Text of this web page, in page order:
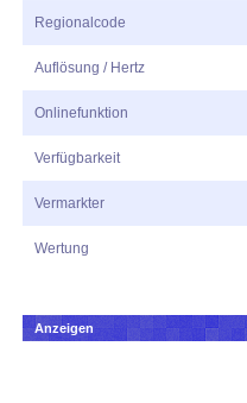
Regionalcode
Auflösung / Hertz
Onlinefunktion
Verfügbarkeit
Vermarkter
Wertung
Anzeigen